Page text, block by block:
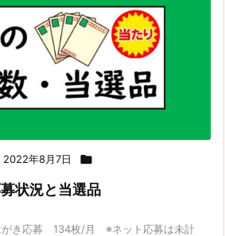
2022年8月7日 
状況と当選品
がき応募 134枚/月 ※ネット応募は未計